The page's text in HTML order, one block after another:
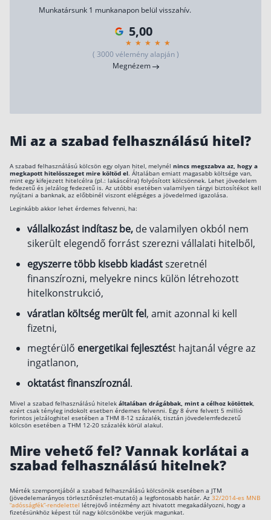
Blog
Rólunk
Kapcsolat
Karrier
Babaváró hitel
Kötelező biztosítás (KGFB)
Lakásbiztosítás: válaszok az 50 leggyakoribb
kérdésre
Minősített Fogyasztóbarát Otthonbiztosítás
útmutató
Munkatársunk 1 munkanapon belül visszahív.
5,00
( 3000 vélemény alapján )
Megnézem
Mi az a szabad felhasználású hitel?
A szabad felhasználású kölcsön egy olyan hitel, melynél nincs megszabva az, hogy a
megkapott hitelösszeget mire költöd el. Általában emiatt magasabb költsége van,
mint egy kifejezett hitelcélra (pl.: lakáscélra) folyósított kölcsönnek. Lehet jövedelem
fedezetű és jelzálog fedezetű is. Az utóbbi esetében valamilyen tárgyi biztosítékot kell
nyújtani a banknak, az előbbinél viszont elégséges a jövedelmed igazolása.
Leginkább akkor lehet érdemes felvenni, ha:
vállalkozást indítasz be, de valamilyen okból nem
sikerült elegendő forrást szerezni vállalati hitelből,
egyszerre több kisebb kiadástszeretnél
finanszírozni, melyekre nincs külön létrehozott
hitelkonstrukció,
váratlan költség merült fel, amit azonnal ki kell
fizetni,
megtérülő energetikai fejlesztést hajtanál végre az
ingatlanon,
oktatást finanszíroznál.
Mivel a szabad felhasználású hitelek általában drágábbak, mint a célhoz kötöttek,
ezért csak tényleg indokolt esetben érdemes felvenni. Egy 8 évre felvett 5 millió
forintos jelzáloghitel esetében a THM 8-12 százalék, tisztán jövedelemfedezetű
kölcsön esetében a THM 12-20 százalék körül alakul.
Mire vehető fel? Vannak korlátai a
szabad felhasználású hitelnek?
Mérték szempontjából a szabad felhasználású kölcsönök esetében a JTM
(jövedelemarányos törlesztőrészlet-mutató) a legfontosabb határ. Az 32/2014-es MNB
“adósságfék”-rendelettel létrejövő intézmény azt hivatott megakadályozni, hogy a
fizetésünkhöz képest túl nagy kölcsönökbe verjük magunkat.